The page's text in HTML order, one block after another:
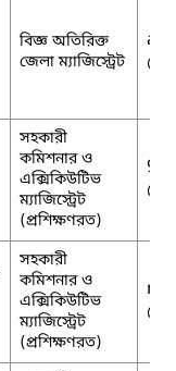
বিজ্ঞ অতিরিক্ত
জেলা ম্যাজিস্ট্রেট
সহকারী
কমিশনার ও
এক্সিকিউটিভ
ম্যাজিস্ট্রেট
(প্রশিক্ষণরত)
সহকারী
কমিশনার ও
এক্সিকিউটিভ
ম্যাজিস্ট্রেট
(প্রশিক্ষণরত)